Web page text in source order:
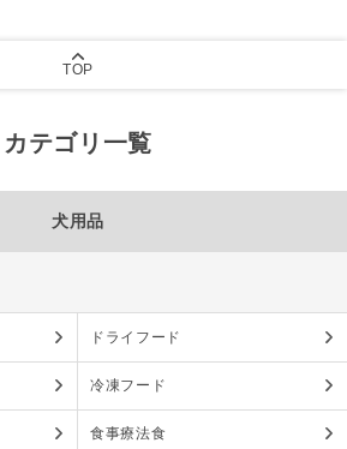
TOP
カテゴリ一覧
犬用品
ドライフード
冷凍フード
食事療法食